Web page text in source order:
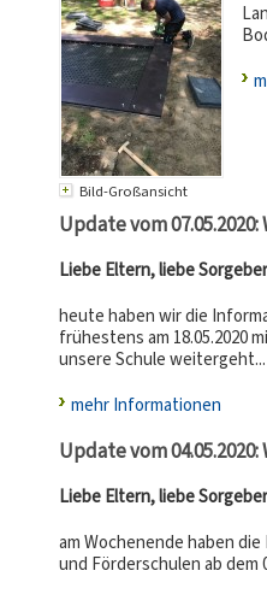
Bild-Großansicht
Update vom
Liebe Eltern, liebe
heute haben wir die
frühestens am 18.05.2020
unsere Schule weitergeht...
mehr Informationen
Update vom
Liebe Eltern, liebe
am Wochenende haben
und Förderschulen ab dem